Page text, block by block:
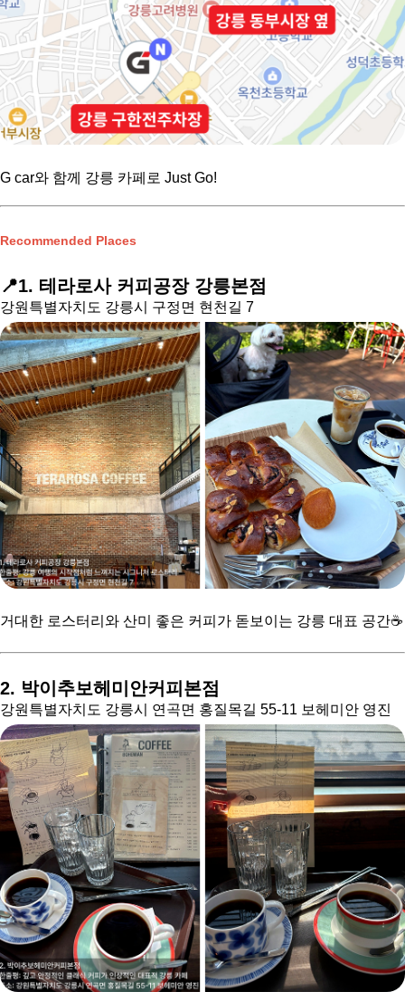
G car와 함께 강릉 카페로 Just Go!
Recommended Places
📍1. 테라로사 커피공장 강릉본점
강원특별자치도 강릉시 구정면 현천길 7
거대한 로스터리와 산미 좋은 커피가 돋보이는 강릉 대표 공간☕️
2. 박이추보헤미안커피본점
강원특별자치도 강릉시 연곡면 홍질목길 55-11 보헤미안 영진